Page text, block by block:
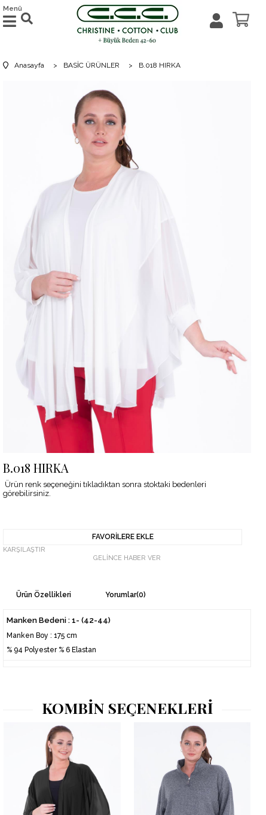
Menü
Anasayfa > BASİC ÜRÜNLER > B.018 HIRKA
B.018 HIRKA
Ürün renk seçeneğini tıkladıktan sonra stoktaki bedenleri
görebilirsiniz.
FAVORILERE EKLE
KARŞILAŞTIR
GELINCE HABER VER
Ürün Özellikleri Yorumlar(0)
Manken Bedeni : 1- (42-44)
Manken Boy : 175 cm
% 94 Polyester % 6 Elastan
KOMBİN SEÇENEKLERİ